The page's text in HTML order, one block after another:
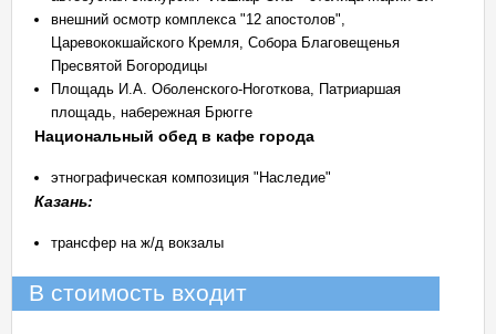
внешний осмотр комплекса "12 апостолов",
Царевококшайского Кремля, Собора Благовещенья
Пресвятой Богородицы
Площадь И.А. Оболенского-Ноготкова, Патриаршая
площадь, набережная Брюгге
Национальный обед в кафе города
этнографическая композиция "Наследие"
Казань:
трансфер на ж/д вокзалы
В стоимость входит